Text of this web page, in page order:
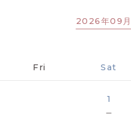
2026年09月
Fri Sat
1
－